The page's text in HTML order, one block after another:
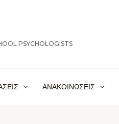
PSYCHOLOGISTS
ΑΝΑΚΟΙΝΩΣΕΙΣ